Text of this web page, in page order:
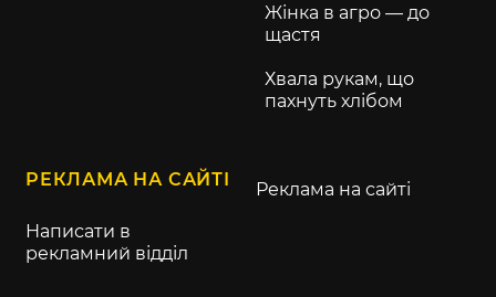
Жінка в агро — до
щастя
Хвала рукам, що
пахнуть хлібом
РЕКЛАМА НА САЙТІ
Написати в
рекламний відділ
Реклама на сайті